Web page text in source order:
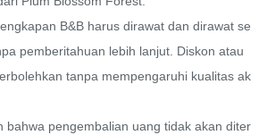
B&B harus dirawat dan dirawat se
pemberitahuan lebih lanjut. Diskon atau
tanpa mempengaruhi kualitas ak
pengembalian uang tidak akan diter